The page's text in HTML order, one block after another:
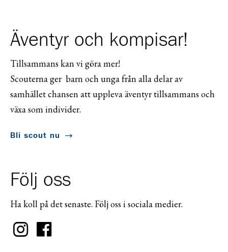
Äventyr och kompisar!
Tillsammans kan vi göra mer!
Scouterna ger barn och unga från alla delar av
samhället chansen att uppleva äventyr tillsammans och
växa som individer.
Bli scout nu
Följ oss
Ha koll på det senaste. Följ oss i sociala medier.